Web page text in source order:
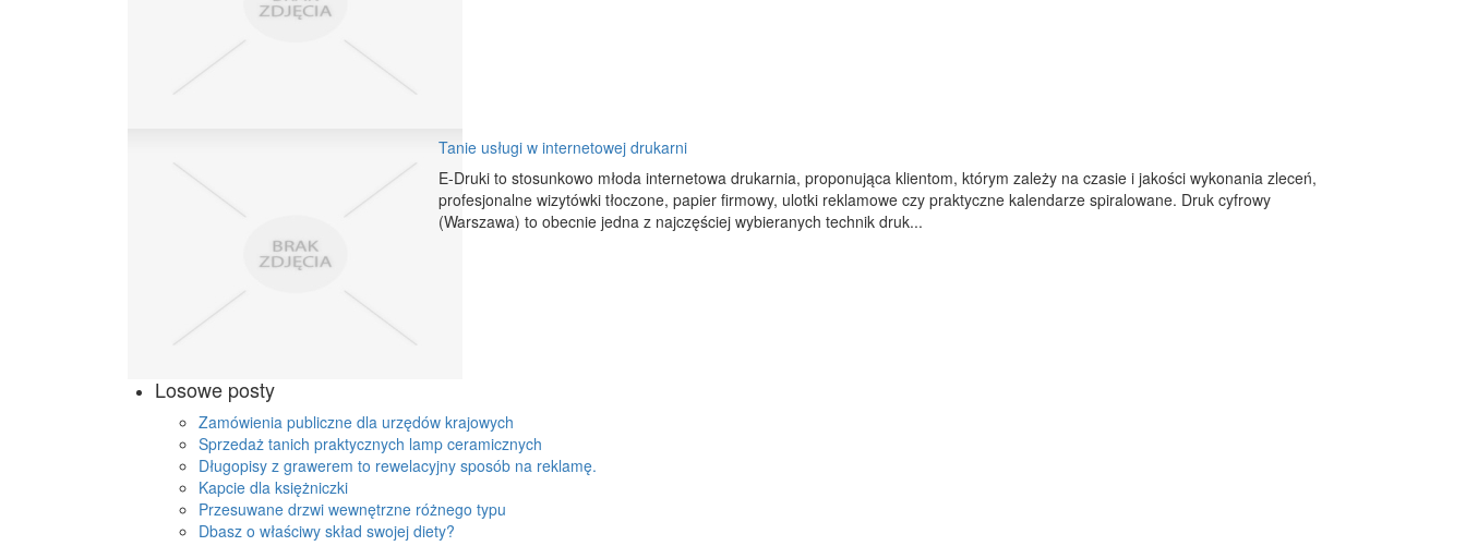
Tanie usługi w internetowej drukarni
E-Druki to stosunkowo młoda internetowa drukarnia, proponująca klientom, którym zależy na czasie i jakości wykonania zleceń,
profesjonalne wizytówki tłoczone, papier firmowy, ulotki reklamowe czy praktyczne kalendarze spiralowane. Druk cyfrowy
(Warszawa) to obecnie jedna z najczęściej wybieranych technik druk...
Losowe posty
Zamówienia publiczne dla urzędów krajowych
Sprzedaż tanich praktycznych lamp ceramicznych
Długopisy z grawerem to rewelacyjny sposób na reklamę.
Kapcie dla księżniczki
Przesuwane drzwi wewnętrzne różnego typu
Dbasz o właściwy skład swojej diety?